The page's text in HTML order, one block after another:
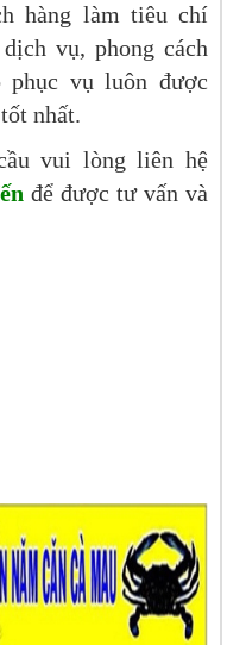
hàng làm tiêu chí
vụ, phong cách
vụ luôn được
nhất.
vui lòng liên hệ
để được tư vấn và